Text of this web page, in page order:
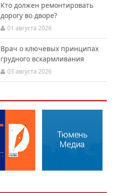
Кто должен ремонтировать
дорогу во дворе?
01 августа 2026
Врач о ключевых принципах
грудного вскармливания
03 августа 2026